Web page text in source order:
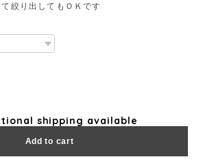
絞り出してもＯＫです
shipping available
Add to cart